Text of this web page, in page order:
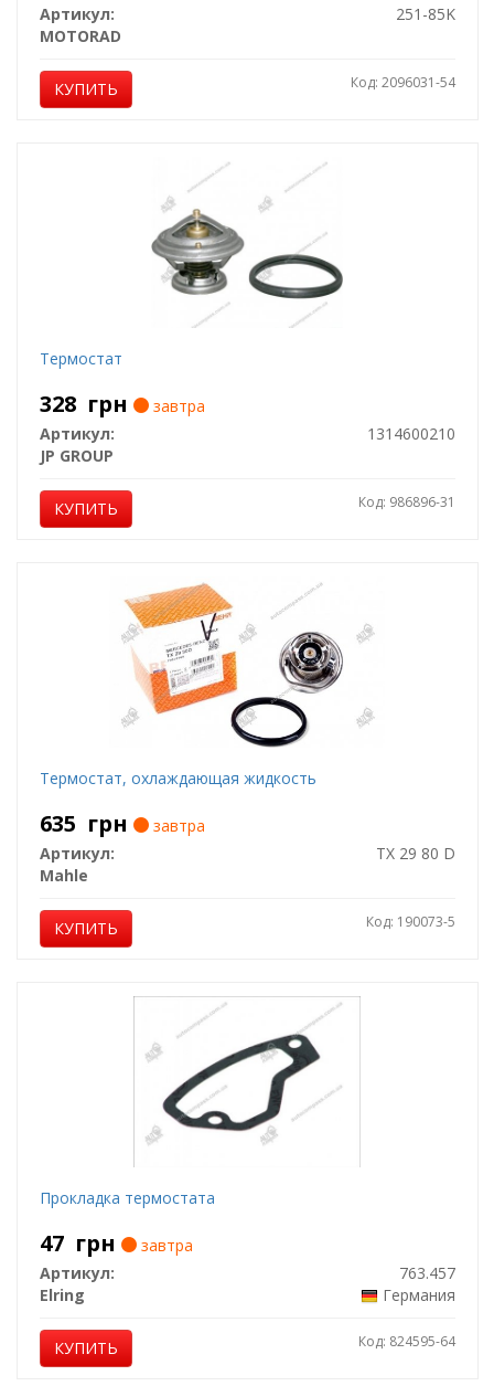
Артикул:
251-85K
MOTORAD
КУПИТЬ Код: 2096031-54
Термостат
328 грн
завтра
Артикул:
1314600210
JP GROUP
КУПИТЬ Код: 986896-31
Термостат, охлаждающая жидкость
635 грн
завтра
Артикул:
TX 29 80 D
Mahle
КУПИТЬ Код: 190073-5
Прокладка термостата
47 грн
завтра
Артикул:
763.457
Elring
Германия
КУПИТЬ Код: 824595-64